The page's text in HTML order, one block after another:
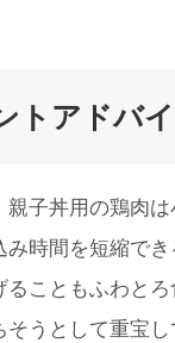
トアドバ
子丼用の鶏肉
時間を短縮で
こともふわと
うとして重宝